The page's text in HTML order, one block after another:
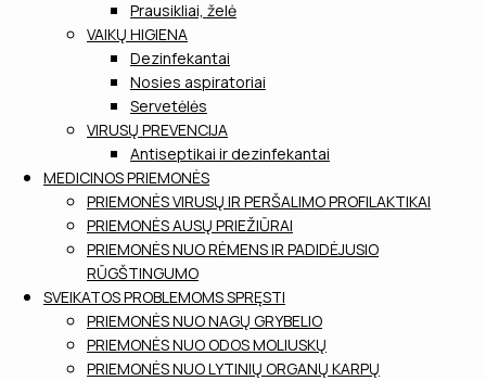
Prausikliai, želė
VAIKŲ HIGIENA
Dezinfekantai
Nosies aspiratoriai
Servetėlės
VIRUSŲ PREVENCIJA
Antiseptikai ir dezinfekantai
MEDICINOS PRIEMONĖS
PRIEMONĖS VIRUSŲ IR PERŠALIMO PROFILAKTIKAI
PRIEMONĖS AUSŲ PRIEŽIŪRAI
PRIEMONĖS NUO RĖMENS IR PADIDĖJUSIO
RŪGŠTINGUMO
SVEIKATOS PROBLEMOMS SPRĘSTI
PRIEMONĖS NUO NAGŲ GRYBELIO
PRIEMONĖS NUO ODOS MOLIUSKŲ
PRIEMONĖS NUO LYTINIŲ ORGANŲ KARPŲ